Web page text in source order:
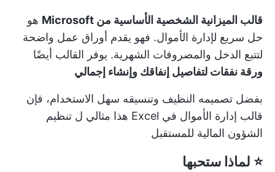
قالب الميزانية الشخصية الأساسية من Microsoft
هو
حل سريع لإدارة الأموال. فهو يقدم أوراق عمل واضحة
لتتبع الدخل والمصروفات الشهرية. يوفر القالب أيضًا
ورقة نفقات لتفاصيل إنفاقك وإنشاء إجمالي
بفضل تصميمه النظيف وتنسيقه سهل الاستخدام، فإن
قالب إدارة الأموال في Excel هذا مثالي ل
تنظيم
الشؤون المالية للمستقبل
⭐ لماذا ستحبها